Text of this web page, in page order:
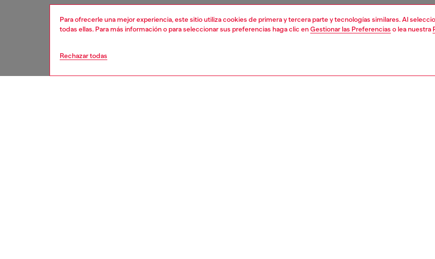
Para ofrecerle una mejor experiencia, este sitio utiliza cookies de primera y tercera parte y tecnologías similares. Al
todas ellas. Para más información o para seleccionar sus preferencias haga clic enGestionar las Preferencias o lea nuestra
Rechazar todas